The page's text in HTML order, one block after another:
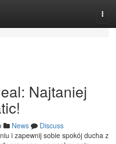
Najtaniej
News
Discuss
i zapewnij sobie spokój ducha z